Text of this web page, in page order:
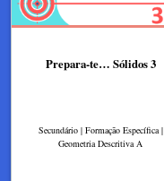
Prepara-te… Sólidos 3
Secundário | Formação Específica |
Geometria Descritiva A